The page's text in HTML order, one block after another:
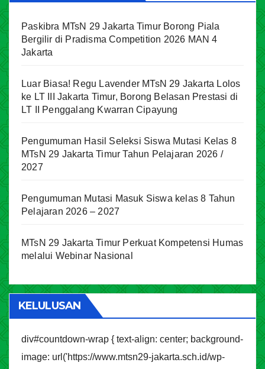
Paskibra MTsN 29 Jakarta Timur Borong Piala
Bergilir di Pradisma Competition 2026 MAN 4
Jakarta
Luar Biasa! Regu Lavender MTsN 29 Jakarta Lolos
ke LT III Jakarta Timur, Borong Belasan Prestasi di
LT II Penggalang Kwarran Cipayung
Pengumuman Hasil Seleksi Siswa Mutasi Kelas 8
MTsN 29 Jakarta Timur Tahun Pelajaran 2026 /
2027
Pengumuman Mutasi Masuk Siswa kelas 8 Tahun
Pelajaran 2026 – 2027
MTsN 29 Jakarta Timur Perkuat Kompetensi Humas
melalui Webinar Nasional
KELULUSAN
div#countdown-wrap { text-align: center; background-
image: url('https://www.mtsn29-jakarta.sch.id/wp-